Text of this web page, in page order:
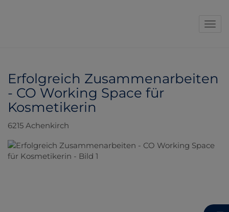
Erfolgreich Zusammenarbeiten
- CO Working Space für
Kosmetikerin
6215 Achenkirch